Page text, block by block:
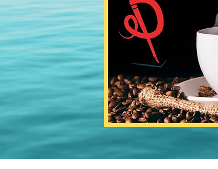
Acesse:
https://www.esquinadopensamento.com.br/o-
peso-do-domingo Pode entrar que a
casa é sua! "A gente se encontra na
próxima esquina." ®
#EsquinaDoPensamento #Burnout
#ProdutividadeSaudavel
#GestaoDeTempo
#SaudeMentalNoTrabalho Siga o
projeto nas redes sociais: 💻
Facebook: /esquinadopensamento 📷
Instagram: @esquinadopensamento
🌍 Acesse nosso site:
http://www.esquinadopensamento.com.br
📧 Mande um e-mail:
contato@esquinadopensamento.com.br